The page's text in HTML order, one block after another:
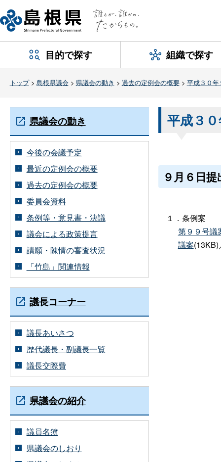
目的で探す 組織で探す
トップ> 島根県議会 > 県議会の動き > 過去の定例会の概要> 平成３０
平成３
９月６日
１．条例案
第９９号議
議案(13KB)
県議会の動き
今後の会議予定
最近の定例会の概要
過去の定例会の概要
委員会資料
条例等・意見書・決議
議会による政策提言
請願・陳情の審査状況
「竹島」関連情報
議長コーナー
議長あいさつ
歴代議長・副議長一覧
議長交際費
県議会の紹介
議員名簿
県議会のしおり